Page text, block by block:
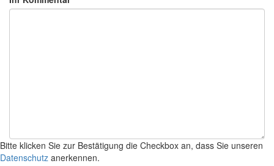
Bitte klicken Sie zur Bestätigung die Checkbox an, dass Sie unseren
Datenschutz anerkennen.